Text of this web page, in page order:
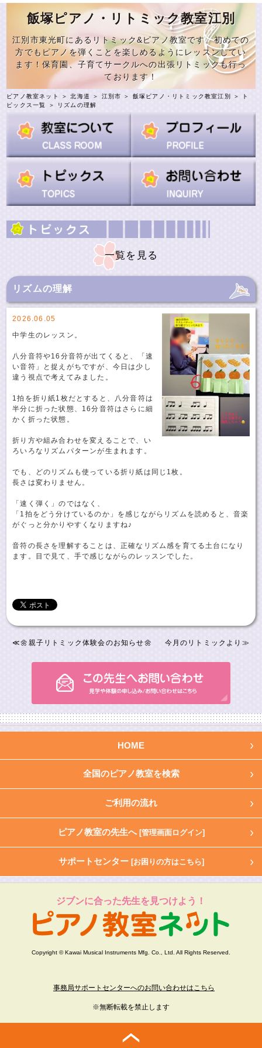
飯塚ピアノ・リトミック教室江別
江別市東光町にあるリトミック&ピアノ教室です。初めての
方でもピアノを弾くことを楽しめるようにレッスンしてい
ます！保育園、子育てサークルへの出張リトミックも行っ
ております！
ピアノ教室ネット ＞北海道 ＞ 江別市 ＞ 飯塚ピアノ・リトミック教室江別 ＞
ト
ピックス一覧
＞ リズムの理解
一覧を見る
リズムの理解
2026.06.05
中学生のレッスン。
八分音符や16分音符が出てくると、「速
い音符」と捉えがちですが、今日は少し
違う視点で考えてみました。
1拍を折り紙1枚だとすると、八分音符は
半分に折った状態、16分音符はさらに細
かく折った状態。
折り方や組み合わせを変えることで、い
ろいろなリズムパターンが生まれます。
でも、どのリズムも使っている折り紙は同じ1枚。
長さは変わりません。
「速く弾く」のではなく、
「1拍をどう分けているのか」を感じながらリズムを読めると、音楽
がぐっと分かりやすくなりますね♪
音符の長さを理解することは、正確なリズム感を育てる土台になり
ます。目で見て、手で感じながらのレッスンでした。
≪🌼親子リトミック体験会のお知らせ🌼 今月のリトミックより ≫
HOME
全国のピアノ教室を検索
ご利用の流れ
ピアノ教室の先生へ [管理画面ログイン]
サポートセンター [お困りの方はこちら]
ジブンに合った先生を見つけよう！
Copyright © Kawai Musical Instruments Mfg. Co., Ltd. All Rights Reserved.
事務局サポートセンターへのお問い合わせはこちら
※無断転載を禁止します